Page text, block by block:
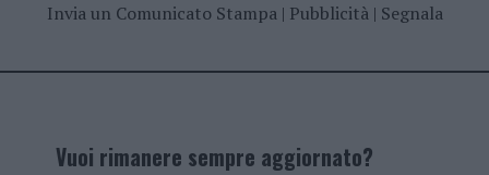
Invia un Comunicato Stampa| Pubblicità| Segnala
Vuoi rimanere sempre aggiornato?